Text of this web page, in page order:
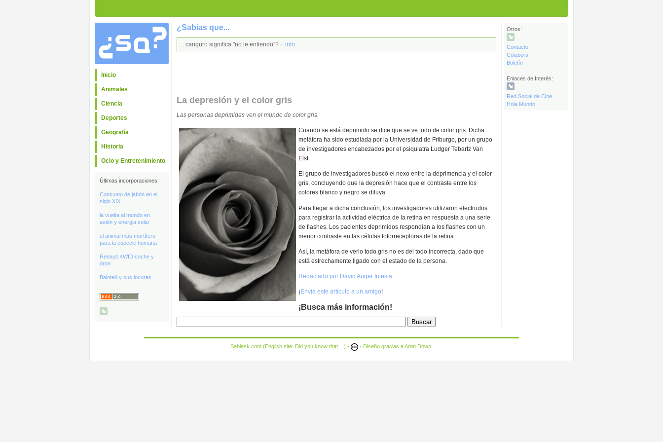
Otros:
Contacto
Colabora
Boletín
Enlaces de Interés:
Red Social de Cine
Hola Mundo
Inicio
Animales
Ciencia
Deportes
Geografía
Historia
Ocio y Entretenimiento
Últimas incorporaciones:
Consumo de jabón en el
siglo XIX
la vuelta al mundo en
avión y energia solar
el animal más mortífero
para la especie humana
Renault KWID coche y
dron
Balotelli y sus locuras
¿Sabías que...
... canguro significa "no le entiendo"? + info
La depresión y el color gris
Las personas deprimidas ven el mundo de color gris.
Cuando se está deprimido se dice que se ve todo de color gris. Dicha
metáfora ha sido estudiada por la Universidad de Friburgo, por un grupo
de investigadores encabezados por el psiquiatra Ludger Tebartz Van
Elst.
El grupo de investigadores buscó el nexo entre la deprimencia y el color
gris, concluyendo que la depresión hace que el contraste entre los
colores blanco y negro se diluya.
Para llegar a dicha conclusión, los investigadores utilizaron electrodos
para registrar la actividad eléctrica de la retina en respuesta a una serie
de flashes. Los pacientes deprimidos respondian a los flashes con un
menor contraste en las células fotorreceptoras de la retina.
Así, la metáfora de verlo todo gris no es del todo incorrecta, dado que
está estrechamente ligado con el estado de la persona.
Redactado por David Auger Iniesta
¡ Envía este artículo a un amigo!
¡Busca más información!
Sabiask.com (English site: Did you know that ...) - - Diseño gracias aAran Down.